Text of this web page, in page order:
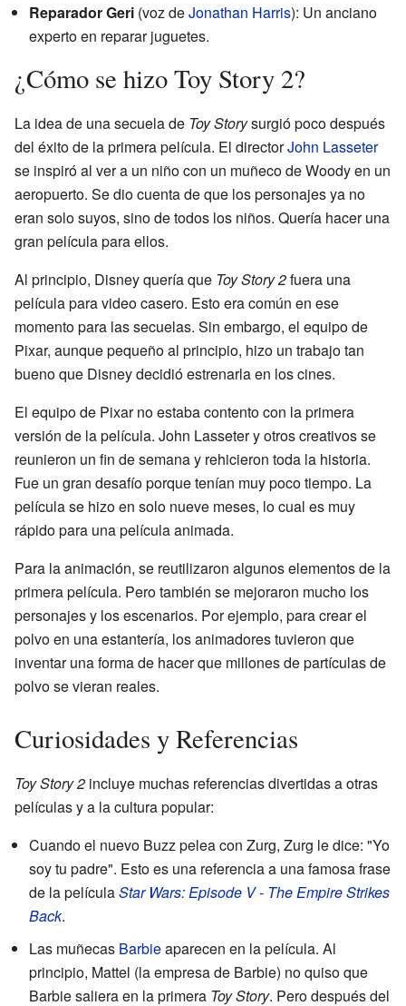
Reparador Geri (voz deJonathan Harris): Un anciano
experto en reparar juguetes.
¿Cómo se hizo Toy Story 2?
La idea de una secuela de Toy Storysurgió poco después
del éxito de la primera película. El directorJohn Lasseter
se inspiró al ver a un niño con un muñeco de Woody en un
aeropuerto. Se dio cuenta de que los personajes ya no
eran solo suyos, sino de todos los niños. Quería hacer una
gran película para ellos.
Al principio, Disney quería que Toy Story 2fuera una
película para video casero. Esto era común en ese
momento para las secuelas. Sin embargo, el equipo de
Pixar, aunque pequeño al principio, hizo un trabajo tan
bueno que Disney decidió estrenarla en los cines.
El equipo de Pixar no estaba contento con la primera
versión de la película. John Lasseter y otros creativos se
reunieron un fin de semana y rehicieron toda la historia.
Fue un gran desafío porque tenían muy poco tiempo. La
película se hizo en solo nueve meses, lo cual es muy
rápido para una película animada.
Para la animación, se reutilizaron algunos elementos de la
primera película. Pero también se mejoraron mucho los
personajes y los escenarios. Por ejemplo, para crear el
polvo en una estantería, los animadores tuvieron que
inventar una forma de hacer que millones de partículas de
polvo se vieran reales.
Curiosidades y Referencias
Toy Story 2 incluye muchas referencias divertidas a otras
películas y a la cultura popular:
Cuando el nuevo Buzz pelea con Zurg, Zurg le dice: "Yo
soy tu padre". Esto es una referencia a una famosa frase
de la películaStar Wars: Episode V - The Empire Strikes
Back.
Las muñecas Barbieaparecen en la película. Al
principio, Mattel (la empresa de Barbie) no quiso que
Barbie saliera en la primera Toy Story. Pero después del